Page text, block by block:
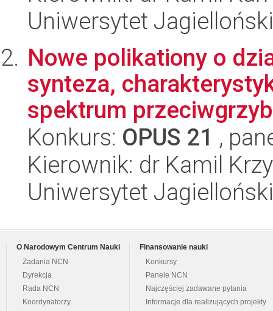
Uniwersytet
Nowe polikationy o
synteza,
spektrum
Konkurs: OPUS 21 ,
Kierownik: dr Kamil
Uniwersytet
O Narodowym Centrum Nauki
Zadania NCN
Dyrekcja
Rada NCN
Koordynatorzy
Finansowanie nauki
Konkursy
Panele NCN
Najczęściej zadawane pytania
Informacje dla realizujących projekty